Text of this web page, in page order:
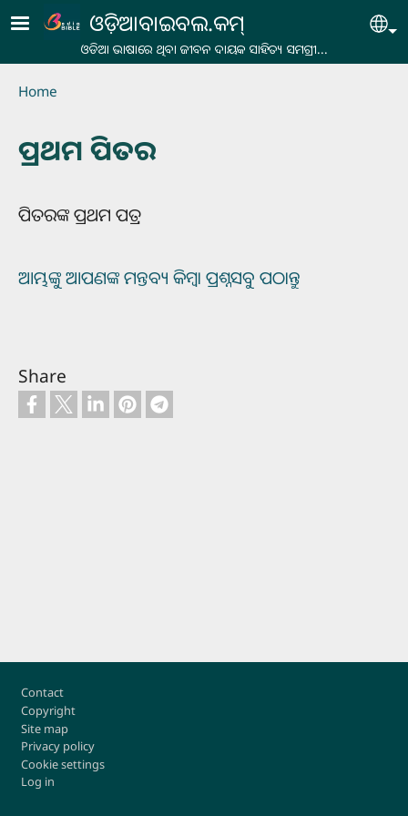
Skip to main content
ଓଡ଼ିଆବାଇବଲ.କମ୍
ଓଡିଆ ଭାଷାରେ ଥିବା ଜୀବନ ଦାୟକ ସାହିତ୍ୟ ସମଗ୍ରୀ...
Breadcrumb
Home
ପ୍ରଥମ ପିତର
ପିତରଙ୍କ ପ୍ରଥମ ପତ୍ର
ଆମ୍ଭଙ୍କୁ ଆପଣଙ୍କ ମନ୍ତବ୍ୟ କିମ୍ବା ପ୍ରଶ୍ନସବୁ ପଠାନ୍ତୁ
Share
Footer
Contact
Copyright
Site map
Privacy policy
Cookie settings
Log in